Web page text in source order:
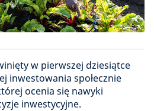
w pierwszej dziesiątce
inwestowania społecznie
ocenia się nawyki
inwestycyjne.